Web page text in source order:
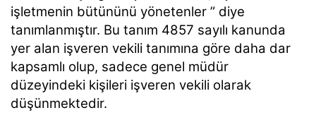
işletmenin bütününü yönetenler ” diye
tanımlanmıştır. Bu tanım 4857 sayılı kanunda
yer alan işveren vekili tanımına göre daha dar
kapsamlı olup, sadece genel müdür
düzeyindeki kişileri işveren vekili olarak
düşünmektedir.